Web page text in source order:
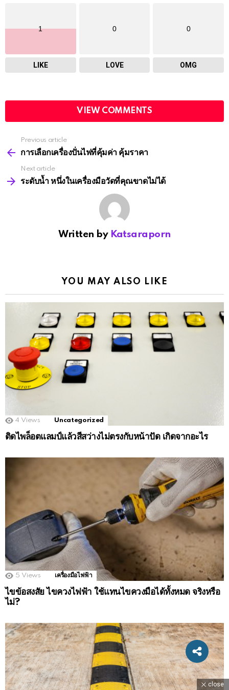
1
LIKE
0
LOVE
0
OMG
VIEW COMMENTS
more
Previous article
การเลือกเครื่องปั่นไฟที่คุ้มค่า คุ้มราคา
Next article
ระดับน้ำ หนึ่งในเครื่องมือวัดที่คุณขาดไม่ได้
Written by Katsaraporn
YOU MAY ALSO LIKE
4 Views Uncategorized
ติดไพล็อตแลมป์แล้วสีสว่างไม่ตรงกับหน้าปัด เกิดจากอะไร
5 Views เครื่องมือไฟฟ้า
ไขข้อสงสัย ไขควงไฟฟ้า ใช้แทนไขควงมือได้ทั้งหมด จริงหรือ
ไม่?
close